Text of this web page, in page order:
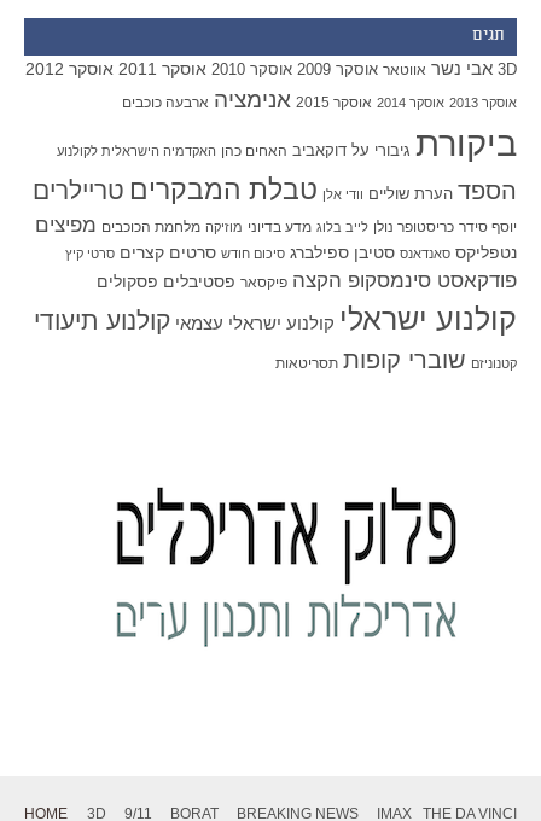
תגים
3D אבי נשר אווטאר אוסקר 2009 אוסקר 2010 אוסקר 2011 אוסקר 2012
אוסקר 2013 אוסקר 2014 אוסקר 2015 אנימציה ארבעה כוכבים
ביקורת גיבורי על דוקאביב האחים כהן האקדמיה הישראלית לקולנוע
הספד הערת שוליים וודי אלן טבלת המבקרים טריילרים
יוסף סידר כריסטופר נולן לייב בלוג מדע בדיוני מוזיקה מלחמת הכוכבים מפיצים
נטפליקס סאנדאנס סטיבן ספילברג סיכום חודש סרטים קצרים סרטי קיץ
פודקאסט סינמסקופ הקצה פיקסאר פסטיבלים פסקולים
קולנוע ישראלי קולנוע ישראלי עצמאי קולנוע תיעודי
קטנוניזם שוברי קופות תסריטאות
HOME 3D 9/11 BORAT BREAKING NEWS IMAX THE DA VINCI